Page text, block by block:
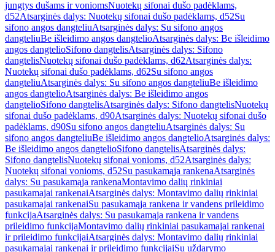
jungtys dušams ir voniomsNuotekų sifonai dušo padėklams,
d52Atsarginės dalys: Nuotekų sifonai dušo padėklams, d52Su
sifono angos dangteliuAtsarginės dalys: Su sifono angos
dangteliuBe išleidimo angos dangtelioAtsarginės dalys: Be išleidimo
angos dangtelioSifono dangtelisAtsarginės dalys: Sifono
dangtelisNuotekų sifonai dušo padėklams, d62Atsarginės dalys:
Nuotekų sifonai dušo padėklams, d62Su sifono angos
dangteliuAtsarginės dalys: Su sifono angos dangteliuBe išleidimo
angos dangtelioAtsarginės dalys: Be išleidimo angos
dangtelioSifono dangtelisAtsarginės dalys: Sifono dangtelisNuotekų
sifonai dušo padėklams, d90Atsarginės dalys: Nuotekų sifonai dušo
padėklams, d90Su sifono angos dangteliuAtsarginės dalys: Su
sifono angos dangteliuBe išleidimo angos dangtelioAtsarginės dalys:
Be išleidimo angos dangtelioSifono dangtelisAtsarginės dalys:
Sifono dangtelisNuotekų sifonai vonioms, d52Atsarginės dalys:
Nuotekų sifonai vonioms, d52Su pasukamąja rankenaAtsarginės
dalys: Su pasukamąja rankenaMontavimo dalių rinkiniai
pasukamajai rankenaiAtsarginės dalys: Montavimo dalių rinkiniai
pasukamajai rankenaiSu pasukamąja rankena ir vandens prileidimo
funkcijaAtsarginės dalys: Su pasukamąja rankena ir vandens
prileidimo funkcijaMontavimo dalių rinkiniai pasukamajai rankenai
ir prileidimo funkcijaiAtsarginės dalys: Montavimo dalių rinkiniai
pasukamajai rankenai ir prileidimo funkcijaiSu uždarymo